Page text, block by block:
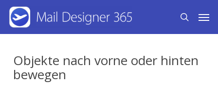
Skip
content
search
Objekte nach vorne oder hinten
bewegen